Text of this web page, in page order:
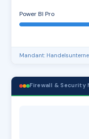
Power BI Pro
Mandant:
Firewall & Security